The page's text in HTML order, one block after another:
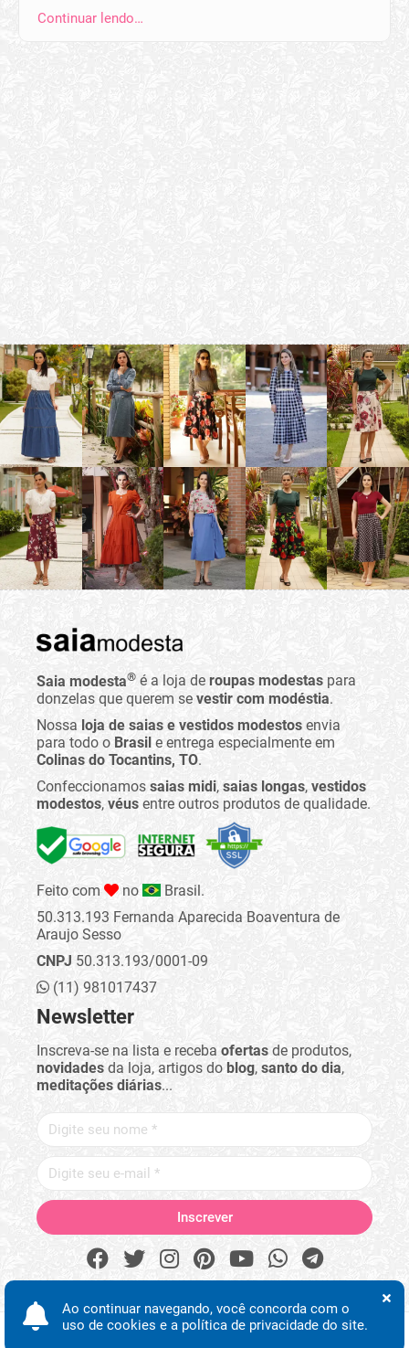
Continuar lendo…
Saia modesta® é a loja de roupas modestas para
donzelas que querem se vestir com modéstia.
Nossa loja de saias e vestidos modestos envia
para todo o Brasil e entrega especialmente em
Colinas do Tocantins, TO.
Confeccionamos saias midi, saias longas, vestidos
modestos, véus entre outros produtos de qualidade.
Feito com no
Brasil.
50.313.193 Fernanda Aparecida Boaventura de
Araujo Sesso
CNPJ 50.313.193/0001-09
(11) 981017437
Newsletter
Inscreva-se na lista e receba ofertas de produtos,
novidades da loja, artigos do blog, santo do dia,
meditações diárias...
Ao continuar navegando, você concorda com o
uso de cookies e a política de privacidade do site.